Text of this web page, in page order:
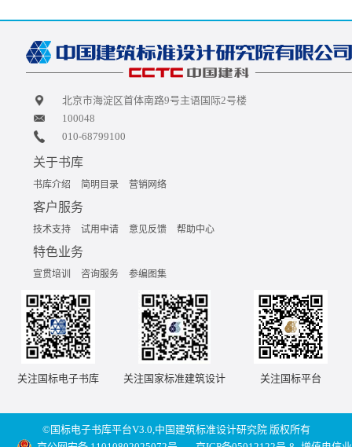
北京市海淀区首体南路9号主语国际2号楼
100048
010-68799100
关于书库
书库介绍 简明目录 营销网络
客户服务
技术支持 试用申请 意见反馈 帮助中心
特色业务
宣贯培训 咨询服务 参编图集
关注国标电子书库 关注国家标准建筑设计 关注国标平台
©国标电子书库平台V3.0,中国建筑标准设计研究院 版权所有